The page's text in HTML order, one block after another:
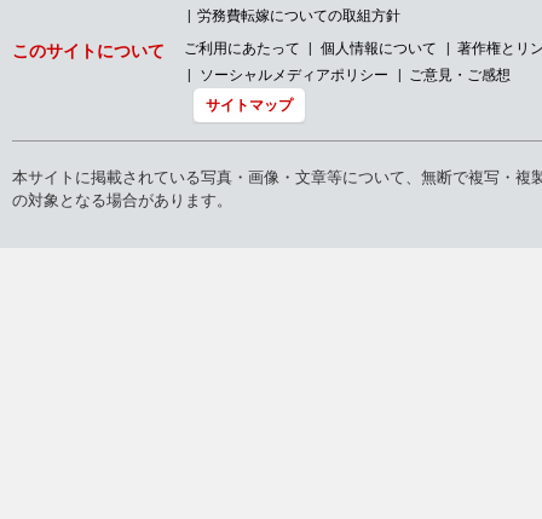
労務費転嫁についての取組方針
このサイトについて ご利用にあたって 個人情報について
著作権とリ
ソーシャルメディアポリシー
ご意見・ご感想
サイトマップ
本サイトに掲載されている写真・画像・文章等について、無断で複写・
の対象となる場合があります。